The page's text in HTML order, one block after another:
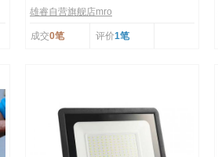
雄睿自营旗舰店mro
成交0笔 评价1笔